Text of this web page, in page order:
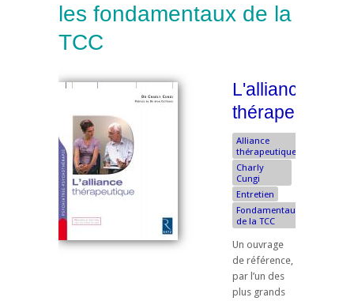
les fondamentaux de la
TCC
L'alliance
thérapeutique
Alliance
thérapeutique
Charly
Cungi
Entretien
Fondamentaux
de la TCC
Un ouvrage
de référence,
par l’un des
plus grands